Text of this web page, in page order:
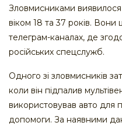
Зловмисниками
віком 18 та 37 років. Вони
телеграм-каналах, де
російських спецслужб.
Одного зі зловмисників
коли він підпалив
використовував авто для
допомоги. За наявними